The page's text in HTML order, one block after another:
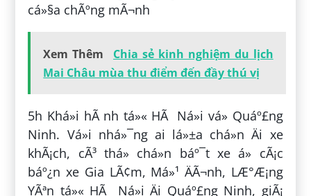
cá»§a chÃºng mÃ¬nh
Xem Thêm
Chia sẻ kinh nghiệm du lịch
Mai Châu mùa thu điểm đến đầy thú vị
5h Khá»i hÃ nh tá»« HÃ Ná»i vá» Quáº£ng
Ninh. Vá»i nhá»¯ng ai lá»±a chá»n Äi xe
khÃ¡ch, cÃ³ thá» chá»n báº¯t xe á» cÃ¡c
báº¿n xe Gia LÃ¢m, Má»¹ ÄÃ¬nh, LÆ°Æ¡ng
YÃªn tá»« HÃ Ná»i Äi Quáº£ng Ninh, giÃ¡